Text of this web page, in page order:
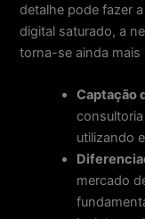
detalhe pode fazer
digital saturado, a
torna-se ainda mais
Captação
utilizando
mercado